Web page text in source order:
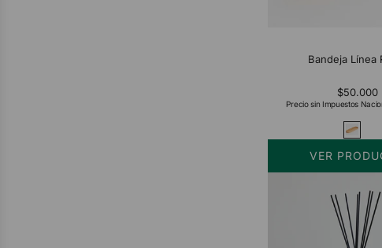
Bandeja Línea
$50.000
Precio sin Impuestos
VER